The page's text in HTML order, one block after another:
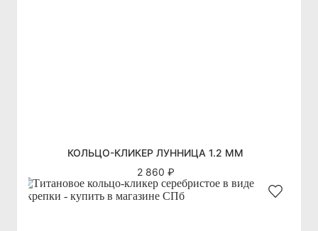
КОЛЬЦО-КЛИКЕР ЛУННИЦА 1.2 ММ
2 860 ₽